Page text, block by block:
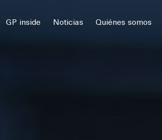
GP inside Noticias Quiénes somos